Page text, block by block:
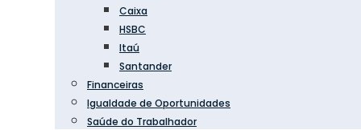
Caixa
HSBC
Itaú
Santander
Financeiras
Igualdade de Oportunidades
Saúde do Trabalhador